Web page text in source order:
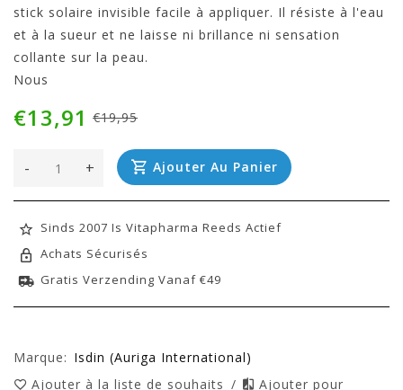
stick solaire invisible facile à appliquer. Il résiste à l'eau
et à la sueur et ne laisse ni brillance ni sensation
collante sur la peau.
Nous
€19,95
€13,91
+
- Ajouter Au Panier
Sinds 2007 Is Vitapharma Reeds Actief
Achats Sécurisés
Gratis Verzending Vanaf €49
Marque: Isdin (Auriga International)
Ajouter à la liste de souhaits /
Ajouter pour